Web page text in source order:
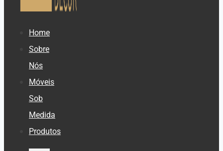
Home
Sobre
Nós
Móveis
Sob
Medida
Produtos